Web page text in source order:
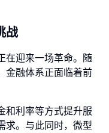
战
在迎来一场革命。随
金融体系正面临着前
和利率等方式提升服
求。与此同时，微型